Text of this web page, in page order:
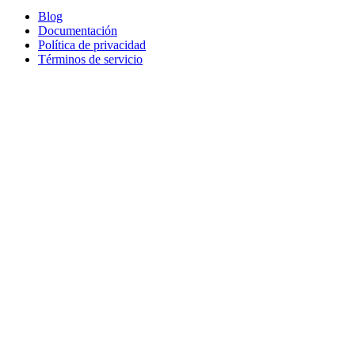
Blog
Documentación
Política de privacidad
Términos de servicio